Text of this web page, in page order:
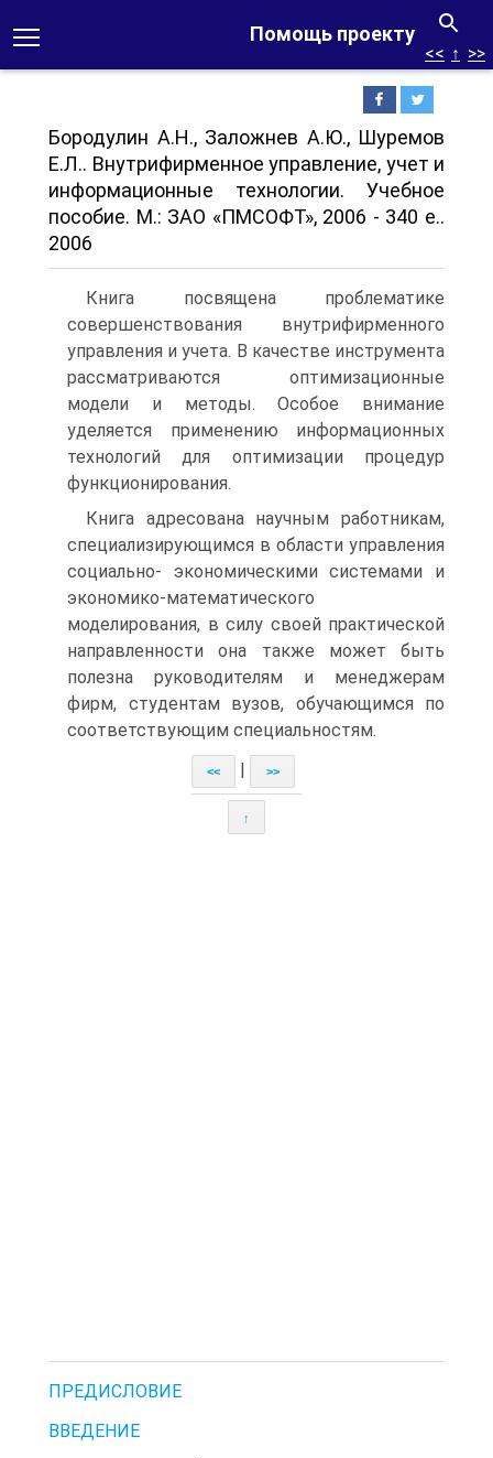
Помощь проекту
<< ↑ >>
Бородулин А.Н., Заложнев А.Ю., Шуремов
E.Л.. Внутрифирменное управление, учет и
информационные технологии. Учебное
пособие. М.: ЗАО «ПМСОФТ», 2006 - 340 е..
2006
Книга посвящена проблематике
совершенствования внутрифирменного
управления и учета. В качестве инструмента
рассматриваются оптимизационные
модели и методы. Особое внимание
уделяется применению информационных
технологий для оптимизации процедур
функционирования.
Книга адресована научным работникам,
специализирующимся в области управления
социально- экономическими системами и
экономико-математического
моделирования, в силу своей практической
направленности она также может быть
полезна руководителям и менеджерам
фирм, студентам вузов, обучающимся по
соответствующим специальностям.
<< >>
↑
ПРЕДИСЛОВИЕ
ВВЕДЕНИЕ